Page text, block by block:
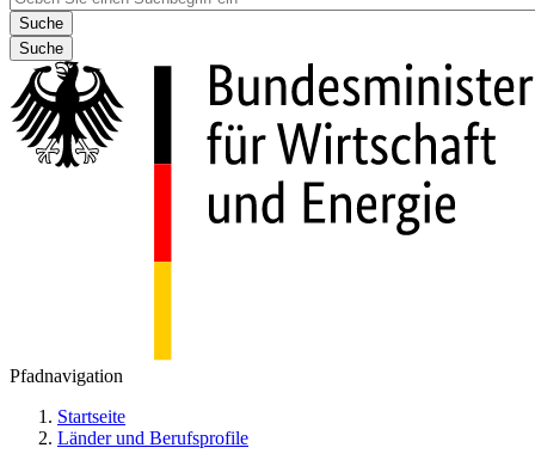
Suche
Pfadnavigation
Startseite
Länder und Berufsprofile